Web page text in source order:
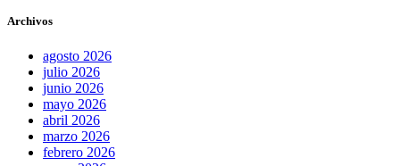
Archivos
agosto 2026
julio 2026
junio 2026
mayo 2026
abril 2026
marzo 2026
febrero 2026